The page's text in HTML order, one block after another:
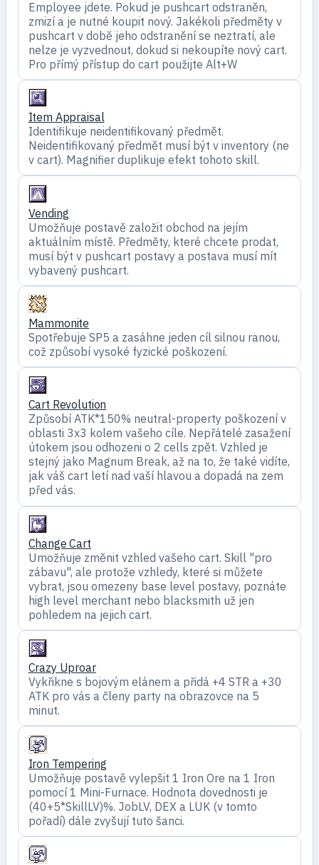
Employee jdete. Pokud je pushcart odstraněn,
zmizí a je nutné koupit nový. Jakékoli předměty v
pushcart v době jeho odstranění se neztratí, ale
nelze je vyzvednout, dokud si nekoupíte nový cart.
Pro přímý přístup do cart použijte Alt+W
Item Appraisal
Identifikuje neidentifikovaný předmět.
Neidentifikovaný předmět musí být v inventory (ne
v cart). Magnifier duplikuje efekt tohoto skill.
Vending
Umožňuje postavě založit obchod na jejím
aktuálním místě. Předměty, které chcete prodat,
musí být v pushcart postavy a postava musí mít
vybavený pushcart.
Mammonite
Spotřebuje SP5 a zasáhne jeden cíl silnou ranou,
což způsobí vysoké fyzické poškození.
Cart Revolution
Způsobí ATK*150% neutral-property poškození v
oblasti 3x3 kolem vašeho cíle. Nepřátelé zasažení
útokem jsou odhozeni o 2 cells zpět. Vzhled je
stejný jako Magnum Break, až na to, že také vidíte,
jak váš cart letí nad vaší hlavou a dopadá na zem
před vás.
Change Cart
Umožňuje změnit vzhled vašeho cart. Skill "pro
zábavu", ale protože vzhledy, které si můžete
vybrat, jsou omezeny base level postavy, poznáte
high level merchant nebo blacksmith už jen
pohledem na jejich cart.
Crazy Uproar
Vykřikne s bojovým elánem a přidá +4 STR a +30
ATK pro vás a členy party na obrazovce na 5
minut.
Iron Tempering
Umožňuje postavě vylepšit 1 Iron Ore na 1 Iron
pomocí 1 Mini-Furnace. Hodnota dovednosti je
(40+5*SkillLV)%. JobLV, DEX a LUK (v tomto
pořadí) dále zvyšují tuto šanci.